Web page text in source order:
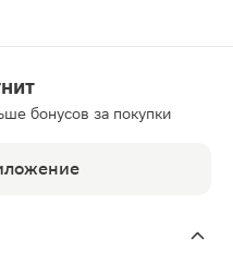
бонусов за покупки